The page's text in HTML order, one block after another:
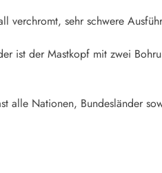
verchromt, sehr schwere
ist der Mastkopf mit zwei
alle Nationen, Bundesländer